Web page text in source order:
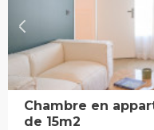
Chambre en
de 15m2